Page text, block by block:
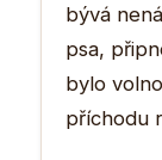
bývá
psa,
bylo
příchodu